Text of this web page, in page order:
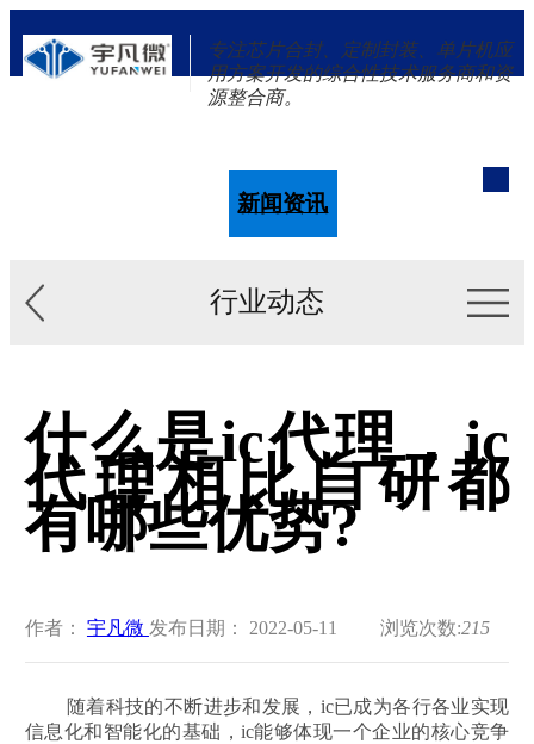
专注芯片合封、定制封装、单片机应
用方案开发的综合性技术服务商和资
源整合商。
新闻资讯
行业动态
什么是ic代理，ic
代理相比自研都
有哪些优势?
作者： 宇凡微 发布日期： 2022-05-11 浏览次数:215
随着科技的不断进步和发展，ic已成为各行各业实现
信息化和智能化的基础，ic能够体现一个企业的核心竞争